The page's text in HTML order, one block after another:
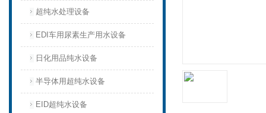
超纯水处理设备
EDI车用尿素生产用水设备
日化用品纯水设备
半导体用超纯水设备
EID超纯水设备